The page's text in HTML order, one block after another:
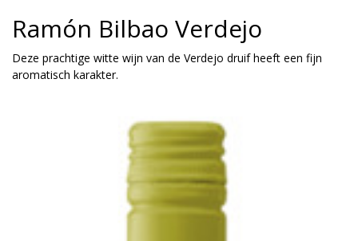
Ramón Bilbao Verdejo
Deze prachtige witte wijn van de Verdejo druif heeft een fijn
aromatisch karakter.